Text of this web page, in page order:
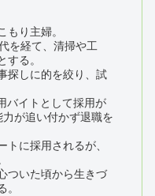
り主婦。
を経て、清掃や工
る。
探しに的を絞り、試
バイトとして採用が
が追い付かず退職を
に採用されるが、
ついた頃から生きづ